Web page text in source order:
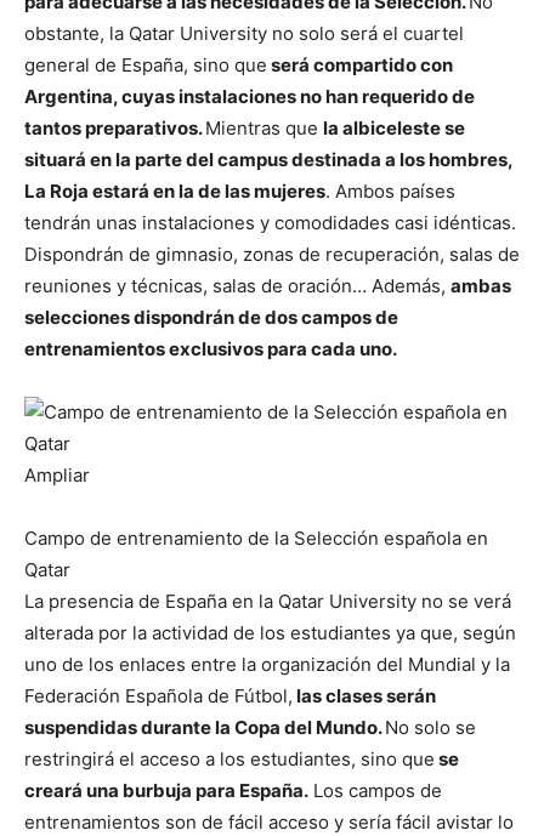
obstante, la Qatar University no solo será el cuartel
general de España, sino que será compartido con
Argentina, cuyas instalaciones no han requerido de
tantos preparativos.Mientras que la albiceleste se
situará en la parte del campus destinada a los hombres,
La Roja estará en la de las mujeres. Ambos países
tendrán unas instalaciones y comodidades casi idénticas.
Dispondrán de gimnasio, zonas de recuperación, salas de
reuniones y técnicas, salas de oración… Además, ambas
selecciones dispondrán de dos campos de
entrenamientos exclusivos para cada uno.
Ampliar
Campo de entrenamiento de la Selección española en
Qatar
La presencia de España en la Qatar University no se verá
alterada por la actividad de los estudiantes ya que, según
uno de los enlaces entre la organización del Mundial y la
Federación Española de Fútbol, las clases serán
suspendidas durante la Copa del Mundo.No solo se
restringirá el acceso a los estudiantes, sino que se
creará una burbuja para España. Los campos de
entrenamientos son de fácil acceso y sería fácil avistar lo